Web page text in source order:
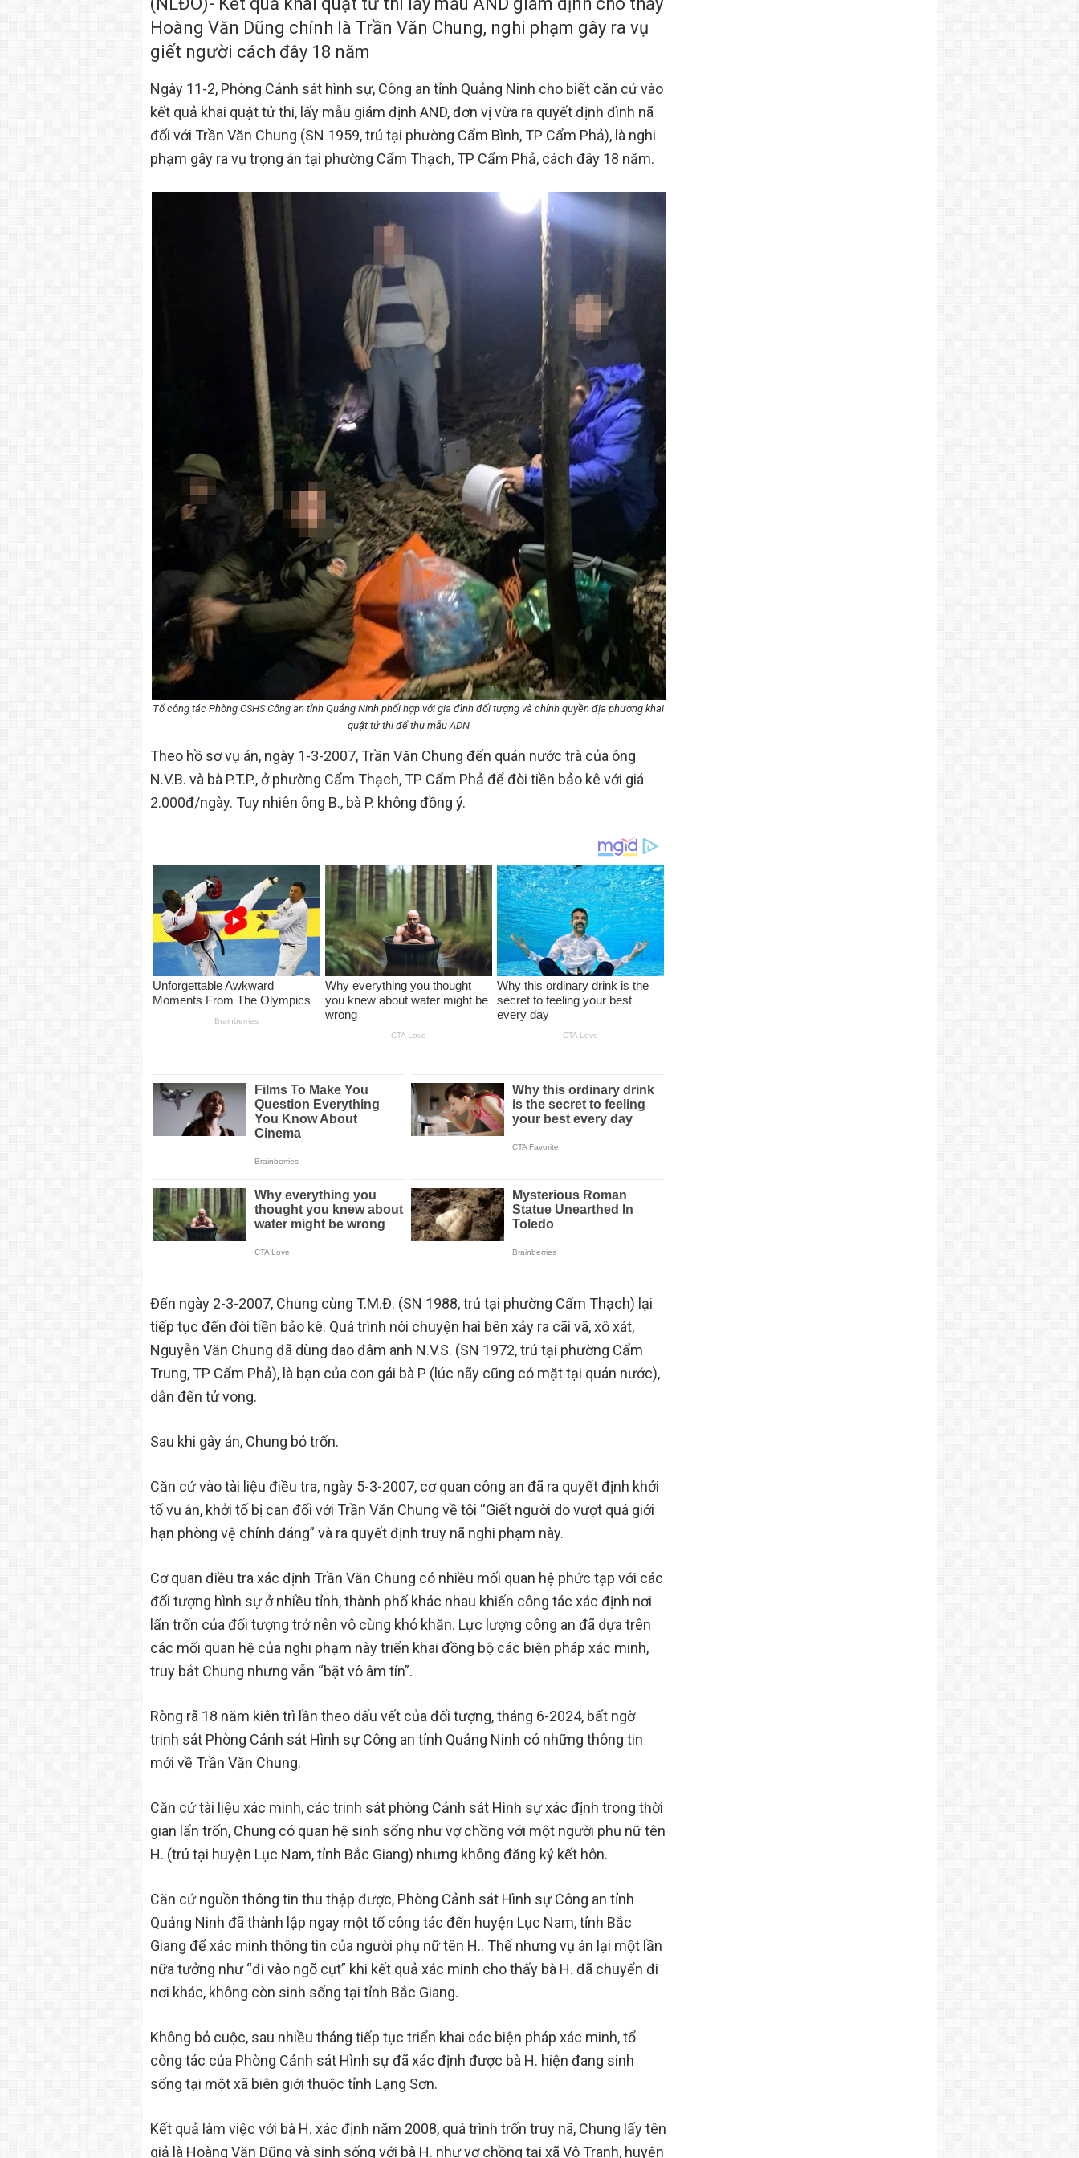
Hoàng Văn Dũng chính là Trần Văn Chung, nghi phạm gây ra vụ
giết người cách đây 18 năm
Ngày 11-2, Phòng Cảnh sát hình sự, Công an tỉnh Quảng Ninh cho biết căn cứ vào
kết quả khai quật tử thi, lấy mẫu giám định AND, đơn vị vừa ra quyết định đình nã
đối với Trần Văn Chung (SN 1959, trú tại phường Cẩm Bình, TP Cẩm Phả), là nghi
phạm gây ra vụ trọng án tại phường Cẩm Thạch, TP Cẩm Phả, cách đây 18 năm.
Tổ công tác Phòng CSHS Công an tỉnh Quảng Ninh phối hợp với gia đình đối tượng và chính quyền địa phương khai
quật tử thi để thu mẫu ADN
Theo hồ sơ vụ án, ngày 1-3-2007, Trần Văn Chung đến quán nước trà của ông
N.V.B. và bà P.T.P., ở phường Cẩm Thạch, TP Cẩm Phả để đòi tiền bảo kê với giá
2.000đ/ngày. Tuy nhiên ông B., bà P. không đồng ý.
Đến ngày 2-3-2007, Chung cùng T.M.Đ. (SN 1988, trú tại phường Cẩm Thạch) lại
tiếp tục đến đòi tiền bảo kê. Quá trình nói chuyện hai bên xảy ra cãi vã, xô xát,
Nguyễn Văn Chung đã dùng dao đâm anh N.V.S. (SN 1972, trú tại phường Cẩm
Trung, TP Cẩm Phả), là bạn của con gái bà P (lúc nãy cũng có mặt tại quán nước),
dẫn đến tử vong.
Sau khi gây án, Chung bỏ trốn.
Căn cứ vào tài liệu điều tra, ngày 5-3-2007, cơ quan công an đã ra quyết định khởi
tố vụ án, khởi tố bị can đối với Trần Văn Chung về tội “Giết người do vượt quá giới
hạn phòng vệ chính đáng” và ra quyết định truy nã nghi phạm này.
Cơ quan điều tra xác định Trần Văn Chung có nhiều mối quan hệ phức tạp với các
đối tượng hình sự ở nhiều tỉnh, thành phố khác nhau khiến công tác xác định nơi
lẩn trốn của đối tượng trở nên vô cùng khó khăn. Lực lượng công an đã dựa trên
các mối quan hệ của nghi phạm này triển khai đồng bộ các biện pháp xác minh,
truy bắt Chung nhưng vẫn “bặt vô âm tín”.
Ròng rã 18 năm kiên trì lần theo dấu vết của đối tượng, tháng 6-2024, bất ngờ
trinh sát Phòng Cảnh sát Hình sự Công an tỉnh Quảng Ninh có những thông tin
mới về Trần Văn Chung.
Căn cứ tài liệu xác minh, các trinh sát phòng Cảnh sát Hình sự xác định trong thời
gian lẩn trốn, Chung có quan hệ sinh sống như vợ chồng với một người phụ nữ tên
H. (trú tại huyện Lục Nam, tỉnh Bắc Giang) nhưng không đăng ký kết hôn.
Căn cứ nguồn thông tin thu thập được, Phòng Cảnh sát Hình sự Công an tỉnh
Quảng Ninh đã thành lập ngay một tổ công tác đến huyện Lục Nam, tỉnh Bắc
Giang để xác minh thông tin của người phụ nữ tên H.. Thế nhưng vụ án lại một lần
nữa tưởng như “đi vào ngõ cụt” khi kết quả xác minh cho thấy bà H. đã chuyển đi
nơi khác, không còn sinh sống tại tỉnh Bắc Giang.
Không bỏ cuộc, sau nhiều tháng tiếp tục triển khai các biện pháp xác minh, tổ
công tác của Phòng Cảnh sát Hình sự đã xác định được bà H. hiện đang sinh
sống tại một xã biên giới thuộc tỉnh Lạng Sơn.
Kết quả làm việc với bà H. xác định năm 2008, quá trình trốn truy nã, Chung lấy tên
giả là Hoàng Văn Dũng và sinh sống với bà H. như vợ chồng tại xã Vô Tranh, huyện